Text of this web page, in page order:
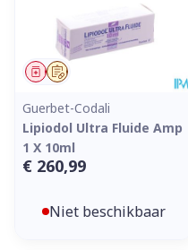
Op voorschrift
Geneesmiddel
Guerbet-Codali
Lipiodol Ultra Fluide Amp
1 X 10ml
€ 260,99
Niet beschikbaar